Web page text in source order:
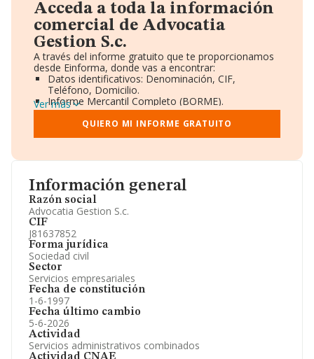
Información general
Razón social
Advocatia Gestion S.c.
CIF
J81637852
Forma jurídica
Sociedad civil
Sector
Servicios empresariales
Fecha de constitución
1-6-1997
Fecha último cambio
5-6-2026
Actividad
Servicios administrativos combinados
Acceda a toda la información
comercial de Advocatia
Gestion S.c.
A través del informe gratuito que te proporcionamos
desde Einforma, donde vas a encontrar:
Datos identificativos: Denominación, CIF,
Teléfono, Domicilio.
Informe Mercantil Completo (BORME).
Gráficos de Evolución Ventas y Empleados.
Consejo de Administración y Administradores.
Directivos y Ejecutivos.
Información oficial y registral complementaria.
Ver más
QUIERO MI INFORME GRATUITO